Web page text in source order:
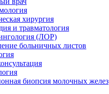
хирургия
и травматология
(ЛОР)
больничных листов
биопсия молочных желез